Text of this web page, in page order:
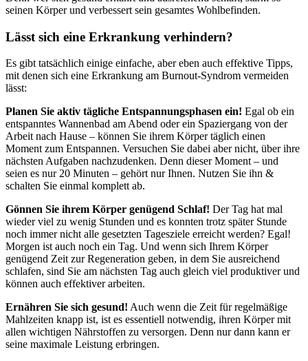
seinen Körper und verbessert sein gesamtes Wohlbefinden.
Lässt sich eine Erkrankung verhindern?
Es gibt tatsächlich einige einfache, aber eben auch effektive Tipps,
mit denen sich eine Erkrankung am Burnout-Syndrom vermeiden
lässt:
Planen Sie aktiv tägliche Entspannungsphasen ein! Egal ob ein
entspanntes Wannenbad am Abend oder ein Spaziergang von der
Arbeit nach Hause – können Sie ihrem Körper täglich einen
Moment zum Entspannen. Versuchen Sie dabei aber nicht, über ihre
nächsten Aufgaben nachzudenken. Denn dieser Moment – und
seien es nur 20 Minuten – gehört nur Ihnen. Nutzen Sie ihn &
schalten Sie einmal komplett ab.
Gönnen Sie ihrem Körper genügend Schlaf! Der Tag hat mal
wieder viel zu wenig Stunden und es konnten trotz später Stunde
noch immer nicht alle gesetzten Tagesziele erreicht werden? Egal!
Morgen ist auch noch ein Tag. Und wenn sich Ihrem Körper
genügend Zeit zur Regeneration geben, in dem Sie ausreichend
schlafen, sind Sie am nächsten Tag auch gleich viel produktiver und
können auch effektiver arbeiten.
Ernähren Sie sich gesund! Auch wenn die Zeit für regelmäßige
Mahlzeiten knapp ist, ist es essentiell notwendig, ihren Körper mit
allen wichtigen Nährstoffen zu versorgen. Denn nur dann kann er
seine maximale Leistung erbringen.